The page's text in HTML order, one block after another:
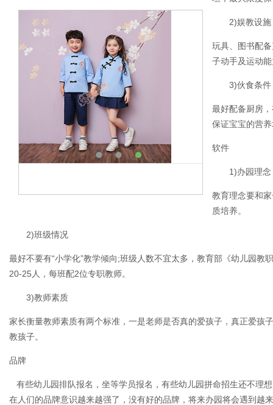
2)娱教设施
玩具、图书配
子动手及运动
3)伙食条件
最好配备厨房
保证宝宝的营
软件
1)办园理念
教育理念要和
质培养。
2)班级情况
最好不要有“小学化”教学倾向;班级人数不宜太多，教育部《幼儿园教
20-25人，每班配2位专职教师。
3)教师素质
家长衡量教师素质有两个标准，一是老师是否真的爱孩子，真正爱孩
教孩子。
品牌
有些幼儿园排队报名，坐等学员报名，有些幼儿园拼命招生还不理
在人们的品牌意识越来越强了，没有好的品牌，将来办园将会遇到越